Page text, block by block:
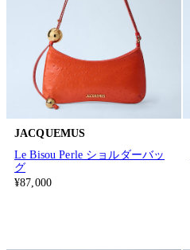
JACQUEMUS
Le Bisou Perle ショルダーバッ
グ
¥87,000